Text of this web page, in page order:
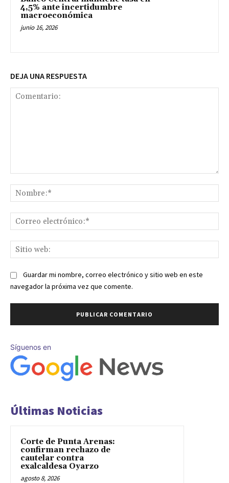
4,5% ante incertidumbre
macroeconómica
junio 16, 2026
DEJA UNA RESPUESTA
Guardar mi nombre, correo electrónico y sitio web en este
navegador la próxima vez que comente.
Síguenos en
Últimas Noticias
Corte de Punta Arenas:
confirman rechazo de
cautelar contra
exalcaldesa Oyarzo
agosto 8, 2026